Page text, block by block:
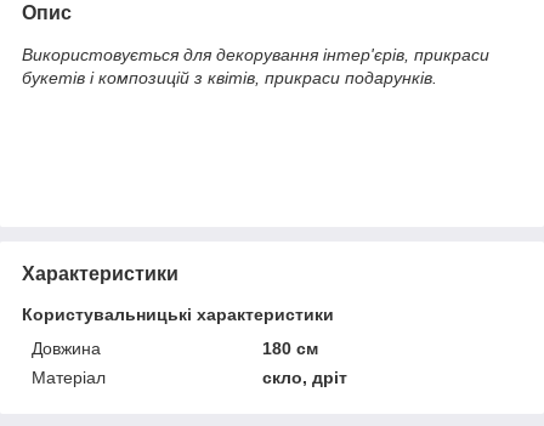
Опис
Використовується для декорування інтер'єрів, прикраси
букетів і композицій з квітів, прикраси подарунків.
Характеристики
Користувальницькі характеристики
Довжина
180 см
Матеріал
скло, дріт